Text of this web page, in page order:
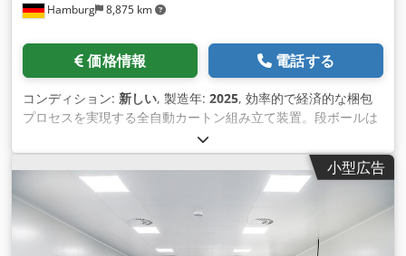
Hamburg 8,875 km
価格情報 電話する
コンディション: 新しい, 製造年: 2025, 効率的で経済的な梱包
プロセスを実現する全自動カートン組み立て装置。段ボールは
マガジンから自動的に取り出され、下側（一方向）から組 み立
てられ、接着されます。組み立てられた箱はベルトコンベアで
運ばれ、詰めるために集められます。仕様: SIEMENS PLC、
SIEMENS タッチスクリーン。カートンサイズ（mm）：L(250-
450)xW(150-400)xH(100-400)アイドル時の最大機械サ イクル
速度: 12 サイクル/分;電力：110/220V、0.3kW;圧縮空気：5～6
bar、0.4 m³/分粘着テープの幅（mm）：48/60/75;機械寸法：
小型広告